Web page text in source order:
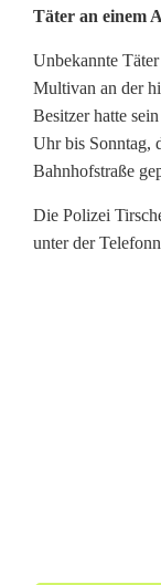
b
e
k
a
n
Täter an einem
Unbekannte
Multivan an der
Besitzer hatte
Uhr bis Sonntag,
Bahnhofstraße
Die Polizei
unter der